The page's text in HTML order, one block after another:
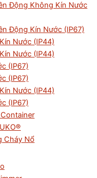
Động Không Kín Nước
Động Kín Nước (IP67)
Nước (IP44)
Nước (IP44)
(IP67)
(IP67)
Nước (IP44)
(IP67)
Cháy Nổ